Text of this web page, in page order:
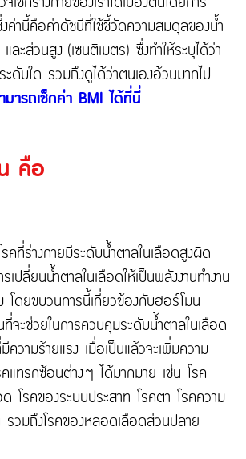
านี้คือค่าดัชนีที่ใช้ชี้วัดความสมดุลของน้ำ
ะส่วนสูง (เซนติเมตร) ซึ่งทำให้ระบุได้ว่า
ดับใด รวมถึงดูได้ว่าตนเองอ้วนมากไป
มารถเช็กค่า BMI ได้ที่นี่
คือ
คที่ร่างกายมีระดับน้ำตาลในเลือดสูงผิด
ปลี่ยนน้ำตาลในเลือดให้เป็นพลังงานทำงาน
โดยขบวนการนี้เกี่ยวข้องกับฮอร์โมน
จะช่วยในการควบคุมระดับน้ำตาลในเลือด
ความร้ายแรง เมื่อเป็นแล้วจะเพิ่มความ
คแทรกซ้อนต่างๆ ได้มากมาย เช่น โรค
โรคของระบบประสาท โรคตา โรคความ
วมถึงโรคของหลอดเลือดส่วนปลาย